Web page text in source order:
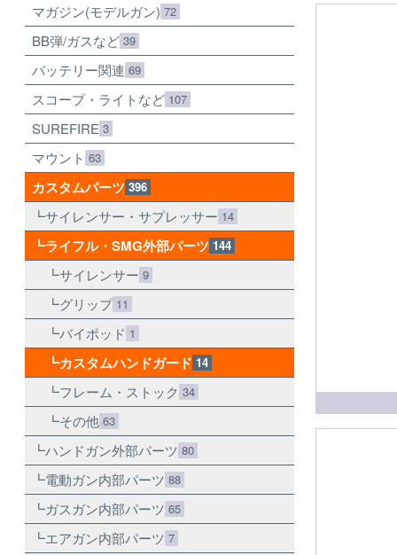
マガジン(モデルガン) 72
BB弾/ガスなど 39
バッテリー関連 69
スコープ・ライトなど 107
SUREFIRE 3
マウント 63
カスタムパーツ 396
サイレンサー・サプレッサー 14
ライフル・SMG外部パーツ 144
サイレンサー 9
グリップ 11
バイポッド 1
カスタムハンドガード 14
フレーム・ストック 34
その他 63
ハンドガン外部パーツ 80
電動ガン内部パーツ 88
ガスガン内部パーツ 65
エアガン内部パーツ 7